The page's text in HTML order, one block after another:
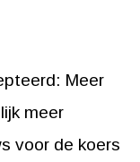
Meer
meer
voor de koers